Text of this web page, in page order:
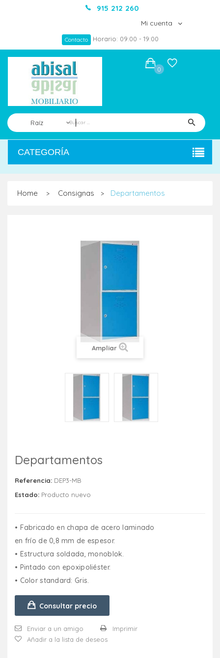
915 212 260
Mi cuenta
Contacto Horario: 09:00 - 19:00
Raíz
0
CATEGORÍA
Home > Consignas > Departamentos
Ampliar
Departamentos
Referencia: DEP3-MB
Estado: Producto nuevo
• Fabricado en chapa de acero laminado
en frío de 0,8 mm de espesor.
• Estructura soldada, monoblok.
• Pintado con epoxipoliéster.
• Color standard: Gris.
Consultar precio
Enviar a un amigo
Imprimir
Añadir a la lista de deseos